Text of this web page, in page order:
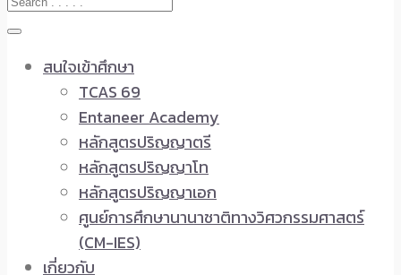
สนใจเข้าศึกษา
TCAS 69
Entaneer Academy
หลักสูตรปริญญาตรี
หลักสูตรปริญญาโท
หลักสูตรปริญญาเอก
ศูนย์การศึกษานานาชาติทางวิศวกรรมศาสตร์
(CM-IES)
เกี่ยวกับ